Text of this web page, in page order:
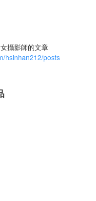
攝影師的文章
hsinhan212/posts